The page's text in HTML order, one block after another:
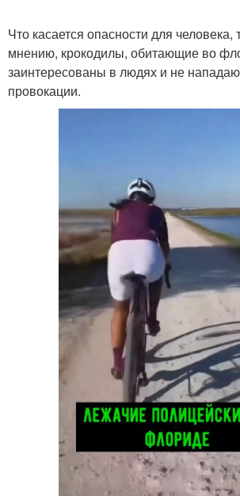
Что касается опасности для
мнению, крокодилы, обитающие во
заинтересованы в людях и не
провокации.